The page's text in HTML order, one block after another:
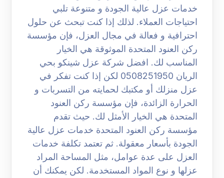
خدمات عزل عالية الجودة و متنوعة تلبي
احتياجات العملاء. لذلك إذا كنت تبحث عن حلول
احترافية و فعالة في مجال العزل، فإن مؤسسة
ركن العنود المتحدة الموثوقة هي الخيار
المناسب لك. افضل شركة عزل شينكو بحي
الريان 0508251950 لكن إذا كنت تفكر في
عزل منزلك أو مكتبك لحمايته من التسربات و
الحرارة الزائدة، فإن مؤسسة ركن العنود
المتحدة هي الخيار الأمثل لك. حيث تقدم
مؤسسة ركن العنود المتحدة خدمات عزل عالية
الجودة بأسعار معقولة. ثم تعتمد تكلفة خدمات
العزل على عدة عوامل، مثل المساحة المراد
عزلها و نوع المواد المستخدمة. لكن يمكنك أن